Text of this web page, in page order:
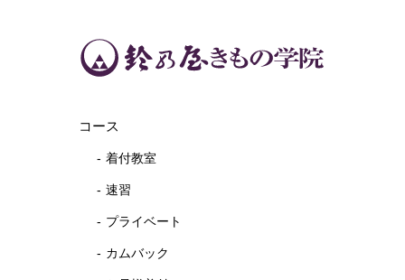
コース
着付教室
速習
プライベート
カムバック